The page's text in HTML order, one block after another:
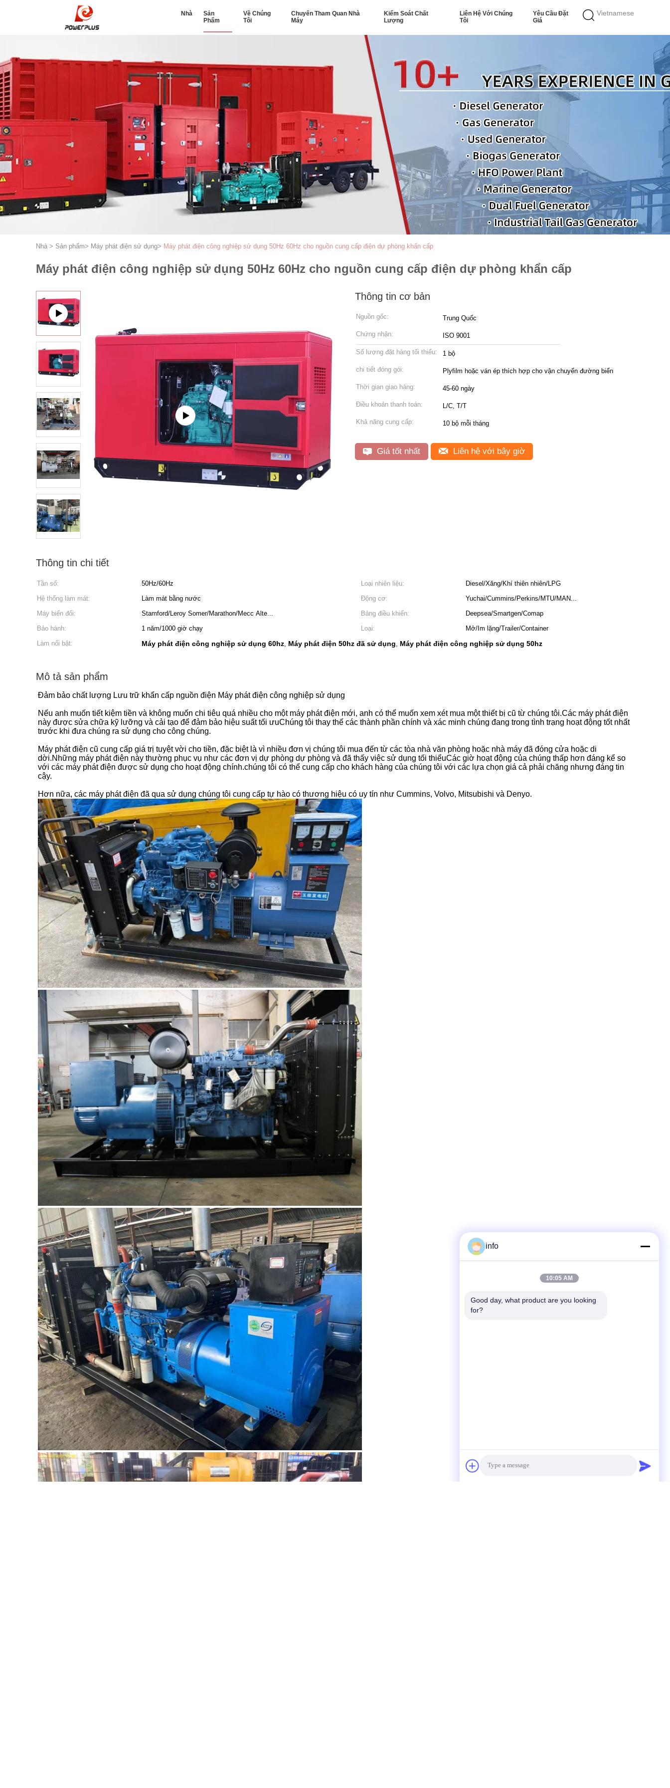
Vietnamese
Nhà
Sản
Phẩm
Về Chúng
Tôi
Chuyến Tham Quan Nhà
Máy
Kiểm Soát Chất
Lượng
Liên Hệ Với Chúng
Tôi
Yêu Cầu Đặt
Giá
Nhà > Sản phẩm> Máy phát điện sử dụng> Máy phát điện công nghiệp sử dụng 50Hz 60Hz cho nguồn cung cấp điện dự phòng khẩn cấp
Máy phát điện công nghiệp sử dụng 50Hz 60Hz cho nguồn cung cấp điện dự phòng khẩn cấp
Thông tin cơ bản
Nguồn gốc: Trung Quốc
Chứng nhận: ISO 9001
Số lượng đặt hàng tối thiểu: 1 bộ
chi tiết đóng gói: Plyfilm hoặc ván ép thích hợp cho vận chuyển đường biển
Thời gian giao hàng: 45-60 ngày
Điều khoản thanh toán: L/C, T/T
Khả năng cung cấp: 10 bộ mỗi tháng
Giá tốt nhất Liên hệ với bây giờ
Thông tin chi tiết
Tần số: 50Hz/60Hz Loại nhiên liệu:
Diesel/Xăng/Khí thiên nhiên/LPG
Hệ thống làm mát:
Làm mát bằng nước Động cơ:
Yuchai/Cummins/Perkins/MTU/MAN...
Máy biến đổi:
Stamford/Leroy Somer/Marathon/Mecc Alte... Bảng điều khiển:
Deepsea/Smartgen/Comap
Bảo hành:
1 năm/1000 giờ chạy Loại:
Mở/Im lặng/Trailer/Container
Làm nổi bật:
Máy phát điện công nghiệp sử dụng 60hz, Máy phát điện 50hz đã sử dụng, Máy phát điện công nghiệp sử dụng 50hz
Mô tả sản phẩm
Đảm bảo chất lượng Lưu trữ khẩn cấp nguồn điện Máy phát điện công nghiệp sử dụng
Nếu anh muốn tiết kiệm tiền và không muốn chi tiêu quá nhiều cho một máy phát điện mới, anh có thể muốn xem xét mua một thiết bị cũ từ chúng tôi.Các máy phát điện
này được sửa chữa kỹ lưỡng và cải tạo để đảm bảo hiệu suất tối ưuChúng tôi thay thế các thành phần chính và xác minh chúng đang trong tình trạng hoạt động tốt nhất
trước khi đưa chúng ra sử dụng cho công chúng.
Máy phát điện cũ cung cấp giá trị tuyệt vời cho tiền, đặc biệt là vì nhiều đơn vị chúng tôi mua đến từ các tòa nhà văn phòng hoặc nhà máy đã đóng cửa hoặc di
dời.Những máy phát điện này thường phục vụ như các đơn vị dự phòng dự phòng và đã thấy việc sử dụng tối thiểuCác giờ hoạt động của chúng thấp hơn đáng kể so
với các máy phát điện được sử dụng cho hoạt động chính.chúng tôi có thể cung cấp cho khách hàng của chúng tôi với các lựa chọn giá cả phải chăng nhưng đáng tin
cậy.
Hơn nữa, các máy phát điện đã qua sử dụng chúng tôi cung cấp tự hào có thương hiệu có uy tín như Cummins, Volvo, Mitsubishi và Denyo.
info
10:05 AM
Good day, what product are you looking
for?